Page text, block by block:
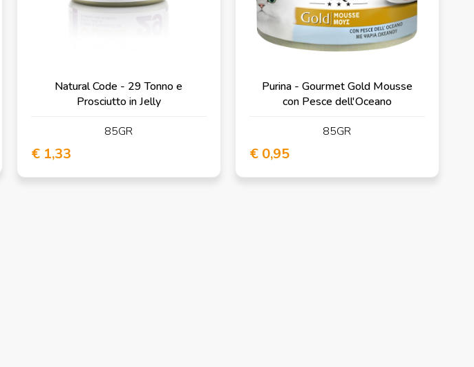
Natural Code - 29 Tonno e
Prosciutto in Jelly
85GR
€ 1,33
Purina - Gourmet Gold Mousse
con Pesce dell'Oceano
85GR
€ 0,95